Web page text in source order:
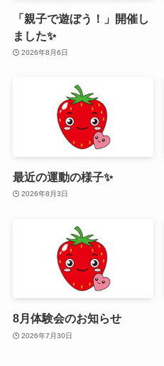
「親子で遊ぼう！」開催し
ました✨
2026年8月6日
最近の運動の様子✨
2026年8月3日
8月体験会のお知らせ
2026年7月30日